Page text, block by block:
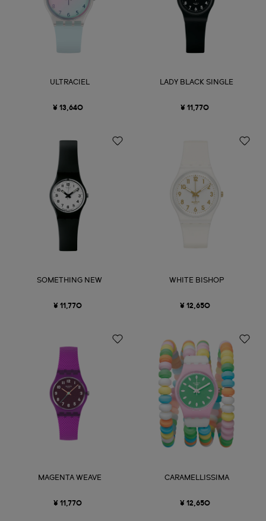
ULTRACIEL
¥ 13,640
LADY BLACK SINGLE
¥ 11,770
SOMETHING NEW
¥ 11,770
WHITE BISHOP
¥ 12,650
MAGENTA WEAVE
¥ 11,770
CARAMELLISSIMA
¥ 12,650